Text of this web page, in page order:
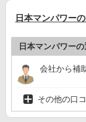
日本マンパワー
日本マンパワー
会社から補
その他の口